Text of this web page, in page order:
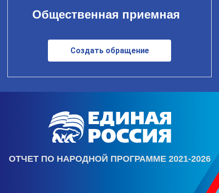
Общественная приемная
Создать обращение
ОТЧЕТ ПО НАРОДНОЙ ПРОГРАММЕ 2021-2026